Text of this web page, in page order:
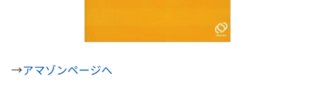
→アマゾンページへ